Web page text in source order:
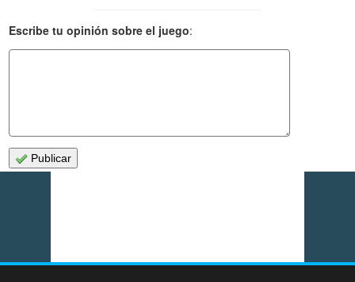
Escribe tu opinión sobre el juego:
Publicar